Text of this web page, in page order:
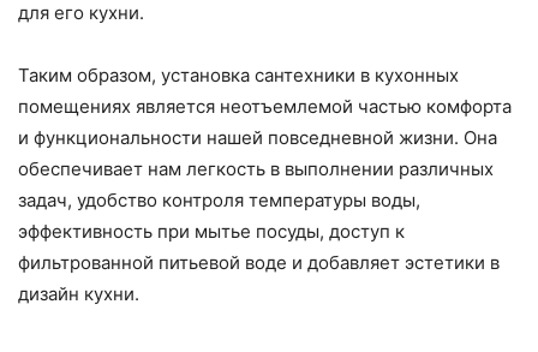
для его кухни.
Таким образом, установка сантехники в кухонных
помещениях является неотъемлемой частью комфорта
и функциональности нашей повседневной жизни. Она
обеспечивает нам легкость в выполнении различных
задач, удобство контроля температуры воды,
эффективность при мытье посуды, доступ к
фильтрованной питьевой воде и добавляет эстетики в
дизайн кухни.